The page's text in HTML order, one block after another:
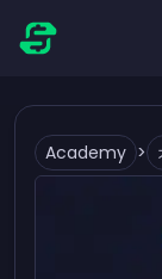
Academy >